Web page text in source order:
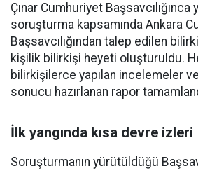
Çınar Cumhuriyet Başsavcılığınca
soruşturma kapsamında Ankara
Başsavcılığından talep edilen
kişilik bilirkişi heyeti oluşturuldu.
bilirkişilerce yapılan incelemeler
sonucu hazırlanan rapor
İlk yangında kısa devre izleri
Soruşturmanın yürütüldüğü